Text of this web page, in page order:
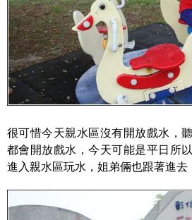
很可惜今天親水區沒有開放戲水，
都會開放戲水，今天可能是平日所
進入親水區玩水，姐弟倆也跟著進去